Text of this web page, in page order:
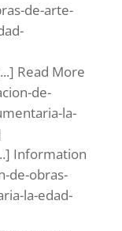
de-arte-
Read More
de-
la-
Information
de-obras-
la-edad-